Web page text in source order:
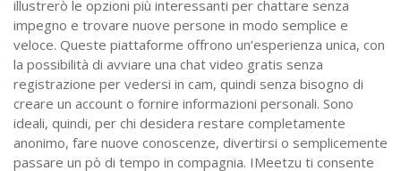
illustrerò le opzioni più interessanti per chattare senza
impegno e trovare nuove persone in modo semplice e
veloce. Queste piattaforme offrono un’esperienza unica, con
la possibilità di avviare una chat video gratis senza
registrazione per vedersi in cam, quindi senza bisogno di
creare un account o fornire informazioni personali. Sono
ideali, quindi, per chi desidera restare completamente
anonimo, fare nuove conoscenze, divertirsi o semplicemente
passare un pò di tempo in compagnia. IMeetzu ti consente